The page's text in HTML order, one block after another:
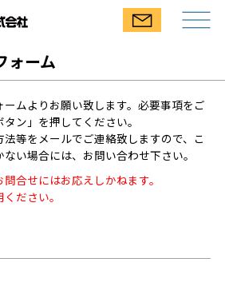
ォーム
ムよりお願い致します。必要事項をご
ン」を押してください。
等をメールでご連絡致しますので、こ
い場合には、お問い合わせ下さい。
合せにはお応えしかねます。
ださい。